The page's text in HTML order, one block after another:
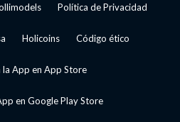
Política de Privacidad
Holicoins Código ético
la App en App Store
en Google Play Store